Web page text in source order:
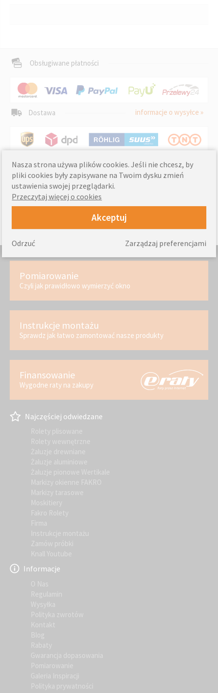
Obsługiwane płatności
Dostawa informacje o wysyłce »
Pomiarowanie
Czyli jak prawidłowo wymierzyć okno
Instrukcje montażu
Sprawdz jak łatwo zamontować nasze produkty
Finansowanie
Wygodne raty na zakupy
Najczęściej odwiedzane
Rolety plisowane
Rolety wewnętrzne
Żaluzje drewniane
Żaluzje aluminiowe
Żaluzje pionowe Wertikale
Markizy okienne FAKRO
Markizy tarasowe
Moskitiery
Fakro Rolety
Firma
Instrukcje montażu
Zamów próbki
Knall Youtube
Informacje
O Nas
Regulamin
Wysyłka
Polityka zwrotów
Kontakt
Blog
Rabaty
Gwarancja dopasowania
Pomiarowanie
Galeria Inspiracji
Polityka prywatności
Nasza strona używa plików cookies. Jeśli nie chcesz, by
pliki cookies były zapisywane na Twoim dysku zmień
ustawienia swojej przeglądarki.
Przeczytaj więcej o cookies
Akceptuj
Zarządzaj preferencjami
Odrzuć